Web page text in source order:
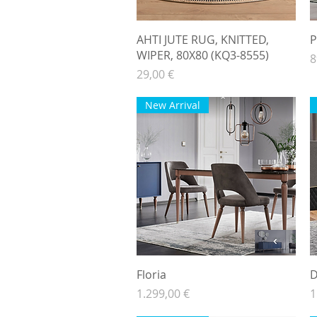
Hurtigvisning
AHTI JUTE RUG, KNITTED,
WIPER, 80X80 (KQ3-8555)
Pris
29,00 €
New Arrival
Floria
Pris
1.299,00 €